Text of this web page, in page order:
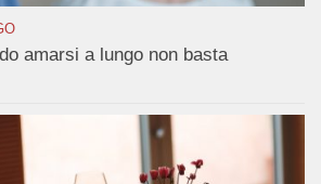
amarsi a lungo non basta